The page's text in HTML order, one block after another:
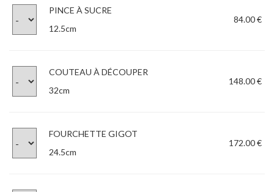
PINCE À SUCRE
12.5cm
84.00 €
COUTEAU À DÉCOUPER
32cm
148.00 €
FOURCHETTE GIGOT
24.5cm
172.00 €